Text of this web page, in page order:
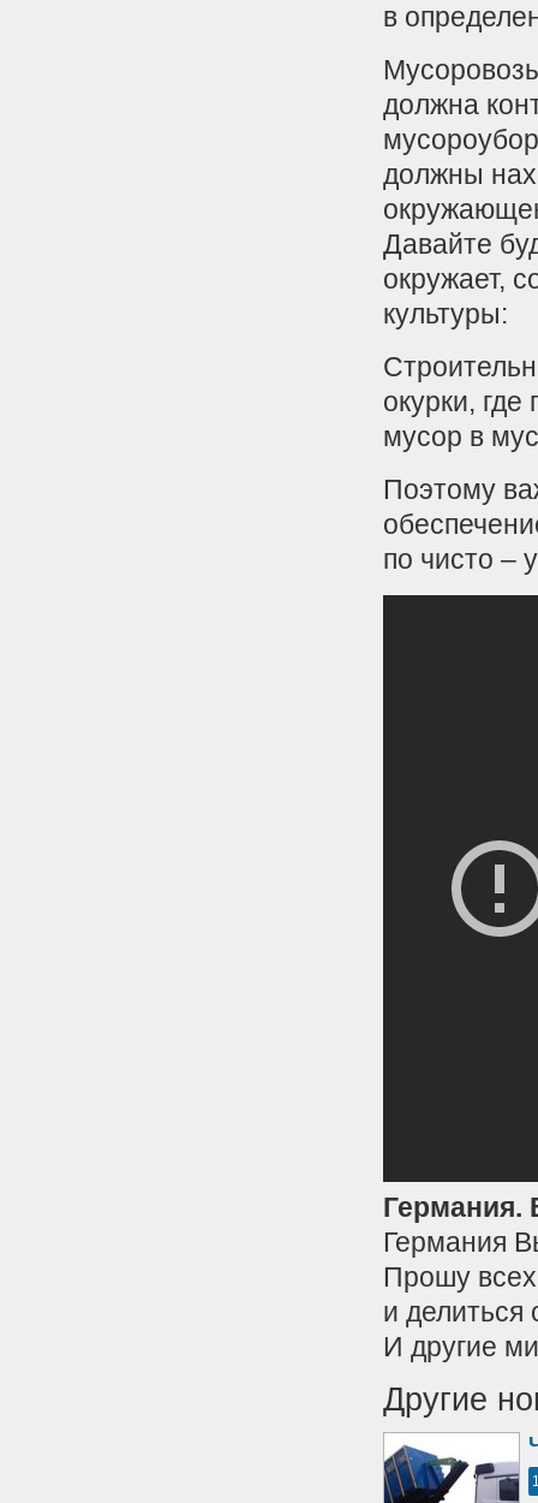
в
должна
должны
Давайте
окружает,
культуры:
окурки,
мусор в
Поэтому
по чисто –
Германия.
Германия
Прошу
и делиться
И другие
Другие